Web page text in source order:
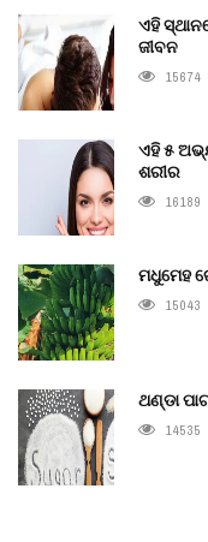
ଏହି
ଜୀବନ
15674
ଏହି ୫
ଶରୀର
16189
ମଧୁମେହ
15043
ଥଣ୍ଡା
14535